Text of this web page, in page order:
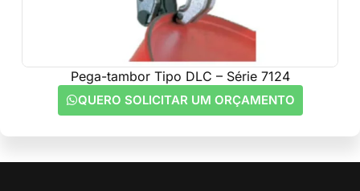
Pega-tambor Tipo DLC – Série 7124
QUERO SOLICITAR UM ORÇAMENTO